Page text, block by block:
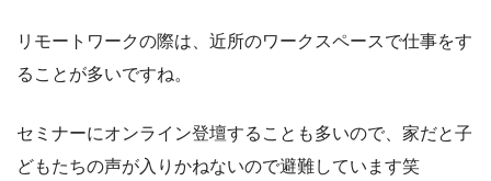
リモートワークの際は、近所のワークスペースで仕事をす
ることが多いですね。
セミナーにオンライン登壇することも多いので、家だと子
どもたちの声が入りかねないので避難しています笑